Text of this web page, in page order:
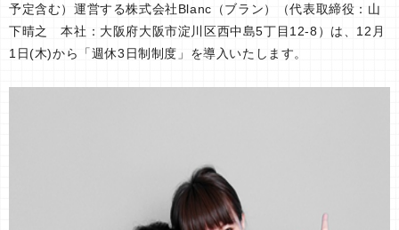
予定含む）運営する株式会社Blanc（ブラン）（代表取締役：山
下晴之 本社：大阪府大阪市淀川区西中島5丁目12-8）は、12月
1日(木)から「週休3日制制度」を導入いたします。